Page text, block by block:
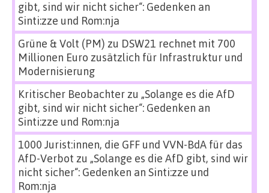
gibt, sind wir nicht sicher“: Gedenken an
Sinti:zze und Rom:nja
Grüne & Volt (PM) zu DSW21 rechnet mit 700
Millionen Euro zusätzlich für Infrastruktur und
Modernisierung
Kritischer Beobachterzu „Solange es die AfD
gibt, sind wir nicht sicher“: Gedenken an
Sinti:zze und Rom:nja
1000 Jurist:innen, die GFF und VVN-BdA für das
AfD-Verbot zu „Solange es die AfD gibt, sind wir
nicht sicher“: Gedenken an Sinti:zze und
Rom:nja